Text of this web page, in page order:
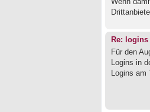
Re:
Für den
Logins in
Logins am